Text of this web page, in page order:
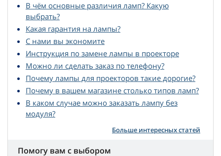
В чём основные различия ламп? Какую
выбрать?
Какая гарантия на лампы?
С нами вы экономите
Инструкция по замене лампы в проекторе
Можно ли сделать заказ по телефону?
Почему лампы для проекторов такие дорогие?
Почему в вашем магазине столько типов ламп?
В каком случае можно заказать лампу без
модуля?
Больше интересных статей
Помогу вам с выбором